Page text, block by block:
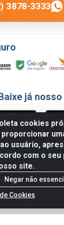
cookies
usuário,
com o
site.
Negar não
Cookies
3878-3333
já nosso
de